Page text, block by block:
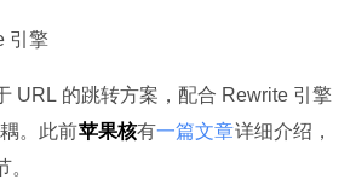
引擎
URL 的跳转方案，配合 Rewrite 引擎
。此前苹果核有一篇文章详细介绍，